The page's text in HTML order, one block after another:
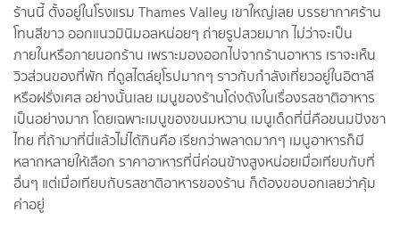
ร้านนี้ ตั้งอยู่ในโรงแรม Thames Valley เขาใหญ่เลย บรรยากาศร้าน
โทนสีขาว ออกแนวมินิมอลหน่อยๆ ถ่ายรูปสวยมาก ไม่ว่าจะเป็น
ภายในหรือภายนอกร้าน เพราะมองออกไปจากร้านอาหาร เราจะเห็น
วิวส่วนของที่พัก ที่ดูสไตล์ยุโรปมากๆ ราวกับกำลังเที่ยวอยู่ในอิตาลี
หรือฝรั่งเศส อย่างนั้นเลย เมนูของร้านโด่งดังในเรื่องรสชาติอาหาร
เป็นอย่างมาก โดยเฉพาะเมนูของขนมหวาน เมนูเด็ดที่นี่คือขนมปังชา
ไทย ที่ถ้ามาที่นี่แล้วไม่ได้กินคือ เรียกว่าพลาดมากๆ เมนูอาหารก็มี
หลากหลายให้เลือก ราคาอาหารที่นี่ค่อนข้างสูงหน่อยเมื่อเทียบกับที่
อื่นๆ แต่เมื่อเทียบกับรสชาติอาหารของร้าน ก็ต้องขอบอกเลยว่าคุ้ม
ค่าอยู่